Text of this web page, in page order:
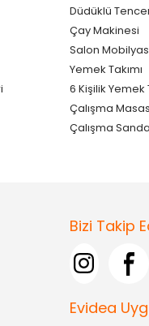
Düdüklü
Çay Makinesi
Salon
Yemek Takımı
6 Kişilik Yemek
Çalışma
Çalışma
Bizi Takip
Evidea